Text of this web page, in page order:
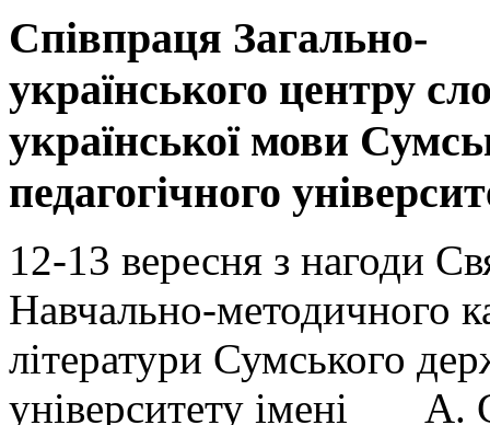
Співпраця Загально-
українського центру
української мови
педагогічного
12-13 вересня з нагоди
Навчально-методичного
літератури Сумського
університету імені А.